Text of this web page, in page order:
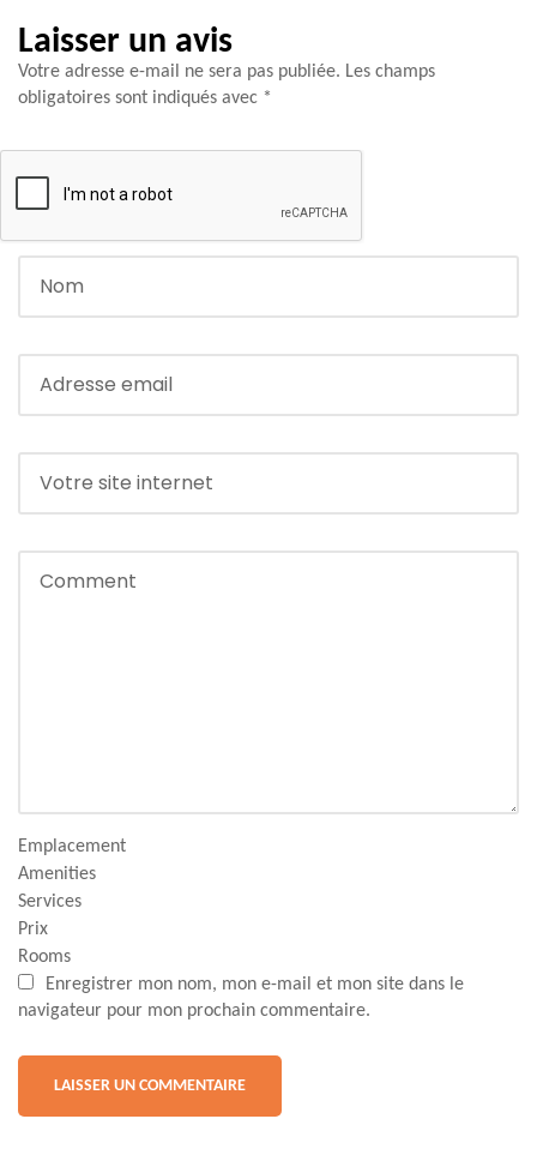
Laisser un avis
Votre adresse e-mail ne sera pas publiée. Les champs
obligatoires sont indiqués avec *
Emplacement
Amenities
Services
Prix
Rooms
Enregistrer mon nom, mon e-mail et mon site dans le
navigateur pour mon prochain commentaire.